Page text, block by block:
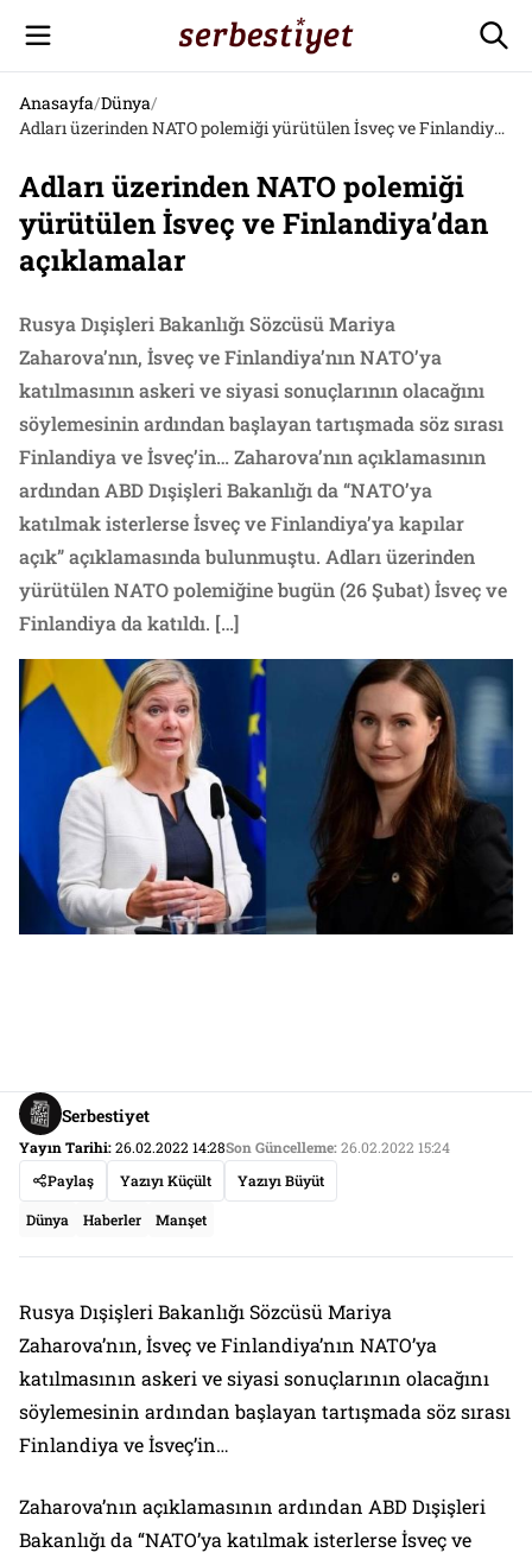
Anasayfa/Dünya/
Adları üzerinden NATO polemiği yürütülen İsveç ve Finlandiya’dan açıklamalar
Adları üzerinden NATO polemiği
yürütülen İsveç ve Finlandiya’dan
açıklamalar
Rusya Dışişleri Bakanlığı Sözcüsü Mariya
Zaharova’nın, İsveç ve Finlandiya’nın NATO’ya
katılmasının askeri ve siyasi sonuçlarının olacağını
söylemesinin ardından başlayan tartışmada söz sırası
Finlandiya ve İsveç’in… Zaharova’nın açıklamasının
ardından ABD Dışişleri Bakanlığı da “NATO’ya
katılmak isterlerse İsveç ve Finlandiya’ya kapılar
açık” açıklamasında bulunmuştu. Adları üzerinden
yürütülen NATO polemiğine bugün (26 Şubat) İsveç ve
Finlandiya da katıldı. […]
Serbestiyet
Yayın Tarihi:26.02.2022 14:28Son Güncelleme:26.02.2022 15:24
Paylaş
Yazıyı Küçült Yazıyı Büyüt
Dünya Haberler Manşet
Rusya Dışişleri Bakanlığı Sözcüsü Mariya
Zaharova’nın, İsveç ve Finlandiya’nın NATO’ya
katılmasının askeri ve siyasi sonuçlarının olacağını
söylemesinin ardından başlayan tartışmada söz sırası
Finlandiya ve İsveç’in…
Zaharova’nın açıklamasının ardından ABD Dışişleri
Bakanlığı da “NATO’ya katılmak isterlerse İsveç ve